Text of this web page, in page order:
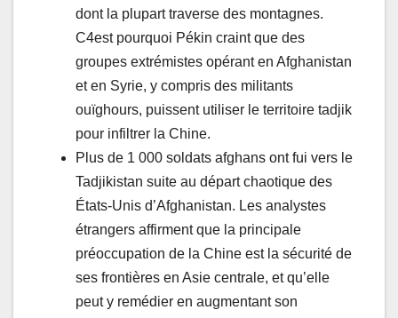
dont la plupart traverse des montagnes.
C4est pourquoi Pékin craint que des
groupes extrémistes opérant en Afghanistan
et en Syrie, y compris des militants
ouïghours, puissent utiliser le territoire tadjik
pour infiltrer la Chine.
Plus de 1 000 soldats afghans ont fui vers le
Tadjikistan suite au départ chaotique des
États-Unis d’Afghanistan. Les analystes
étrangers affirment que la principale
préoccupation de la Chine est la sécurité de
ses frontières en Asie centrale, et qu’elle
peut y remédier en augmentant son